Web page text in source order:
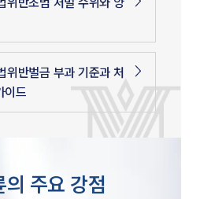
위반벌금 부과 기준과 처
이드
의 주요 강점